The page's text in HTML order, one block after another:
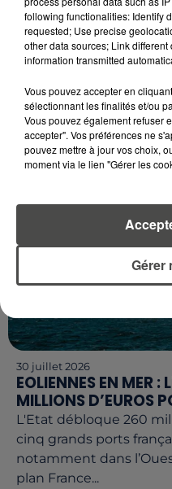
31 juillet 2026
FESTIVALS, FÊTE
L'OUEST EN AOÛT ?
évènements ont lieu
sélectionné quelques
de mois.
30 juillet 2026
EOLIENNES EN MER
MILLIONS D’EUROS
L'Etat débloque 260
cinq grands ports
notamment dans
plan France...
following functionalities: Identify
requested; Use precise
other data sources; Link
information transmitted
Vous pouvez accepter en
sélectionnant les finalités et/ou
Vous pouvez également refuser
accepter". Vos préférences ne
pouvez mettre à jour vos choix,
moment via le lien "Gérer les
Gérer